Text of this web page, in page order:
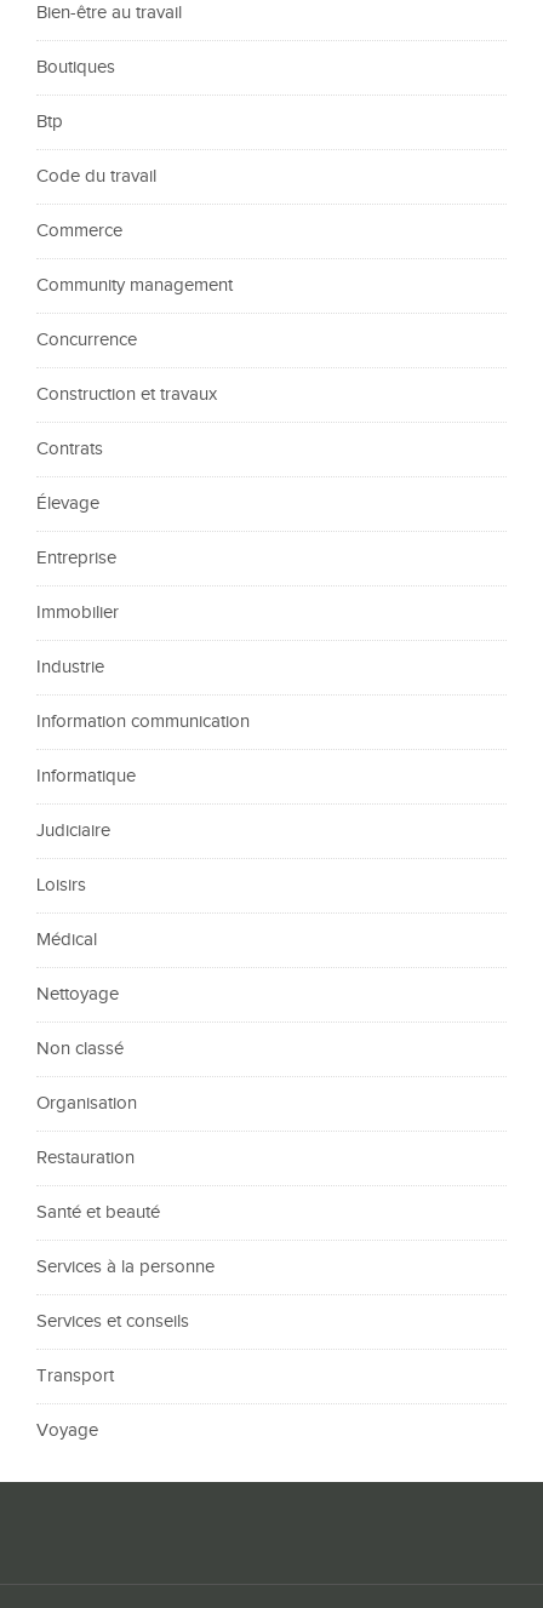
Bien-être au travail
Boutiques
Btp
Code du travail
Commerce
Community management
Concurrence
Construction et travaux
Contrats
Élevage
Entreprise
Immobilier
Industrie
Information communication
Informatique
Judiciaire
Loisirs
Médical
Nettoyage
Non classé
Organisation
Restauration
Santé et beauté
Services à la personne
Services et conseils
Transport
Voyage